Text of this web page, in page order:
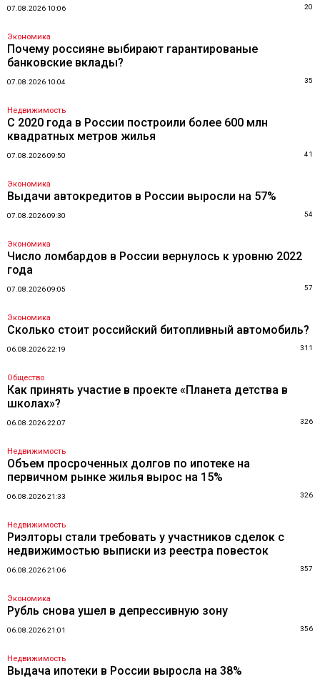
07.08.2026 10:06 20
Экономика
Почему россияне выбирают гарантированые
банковские вклады?
07.08.2026 10:04 35
Недвижимость
С 2020 года в России построили более 600 млн
квадратных метров жилья
07.08.2026 09:50 41
Экономика
Выдачи автокредитов в России выросли на 57%
07.08.2026 09:30 54
Экономика
Число ломбардов в России вернулось к уровню 2022
года
07.08.2026 09:05 57
Экономика
Сколько стоит российский битопливный автомобиль?
06.08.2026 22:19 311
Общество
Как принять участие в проекте «Планета детства в
школах»?
06.08.2026 22:07 326
Недвижимость
Объем просроченных долгов по ипотеке на
первичном рынке жилья вырос на 15%
06.08.2026 21:33 326
Недвижимость
Риэлторы стали требовать у участников сделок с
недвижимостью выписки из реестра повесток
06.08.2026 21:06 357
Экономика
Рубль снова ушел в депрессивную зону
06.08.2026 21:01 356
Недвижимость
Выдача ипотеки в России выросла на 38%